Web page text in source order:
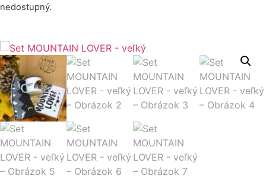
nedostupný.